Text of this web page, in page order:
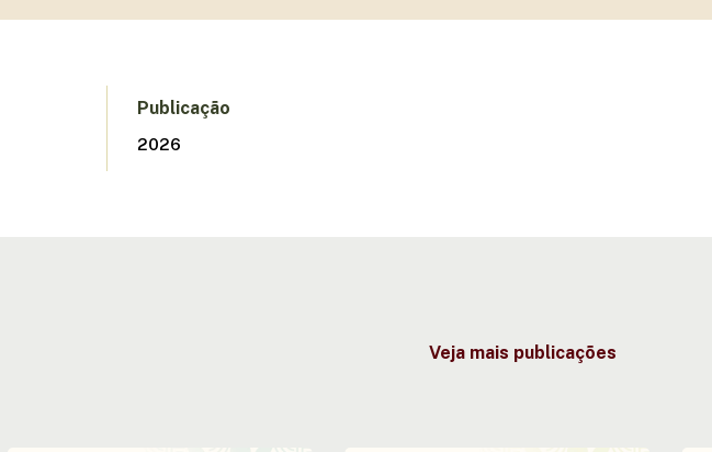
Publicação
2026
Veja mais publicações